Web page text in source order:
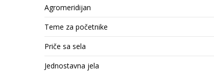
Agromeridijan
Teme za početnike
Priče sa sela
Jednostavna jela